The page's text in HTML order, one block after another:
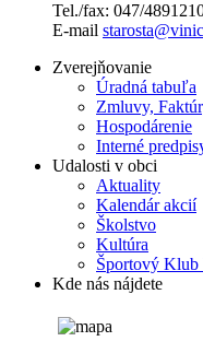
Tel./fax: 047/
E-mail
Zverejňovanie
Úradná tabuľa
Zmluvy,
Hospodárenie
Interné
Udalosti v obci
Aktuality
Kalendár akcií
Školstvo
Kultúra
Športový Klub
Kde nás nájdete